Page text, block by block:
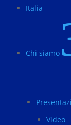
Italia
Chi siamo
Video